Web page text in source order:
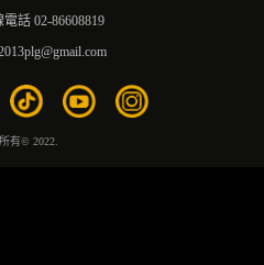
話 02-86608819
有© 2022.